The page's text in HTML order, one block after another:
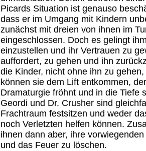
Picards Situation ist genauso
dass er im Umgang mit Kindern
zunächst mit dreien von ihnen im
eingeschlossen. Doch es gelingt
einzustellen und ihr Vertrauen zu
auffordert, zu gehen und ihn
die Kinder, nicht ohne ihn zu
können sie dem Lift entkommen,
Dramaturgie fröhnt und in die Tiefe
Geordi und Dr. Crusher sind
Frachtraum festsitzen und weder
noch Verletzten helfen können.
ihnen dann aber, ihre
und das Feuer zu löschen.